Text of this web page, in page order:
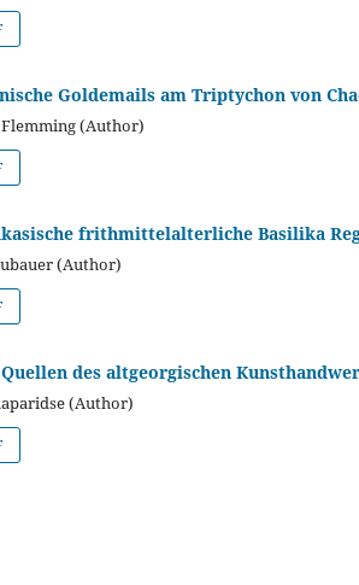
Goldemails am Triptychon von
Flemming (Author)
frithmittelalterliche Basilika
(Author)
des altgeorgischen
(Author)